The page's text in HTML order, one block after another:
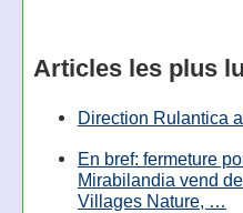
Articles les plus
Direction Rulantica
En bref: fermeture
Mirabilandia vend
Villages Nature, …